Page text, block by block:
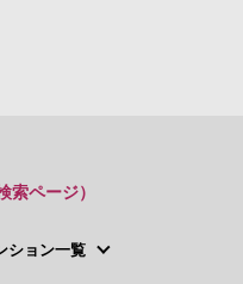
ページ）
ション一覧